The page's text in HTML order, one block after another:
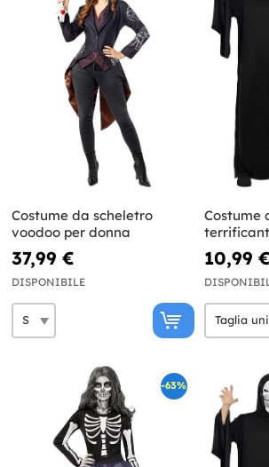
Costume da scheletro
voodoo per donna
37,99 €
DISPONIBILE
Costume
10,99 €
-63%